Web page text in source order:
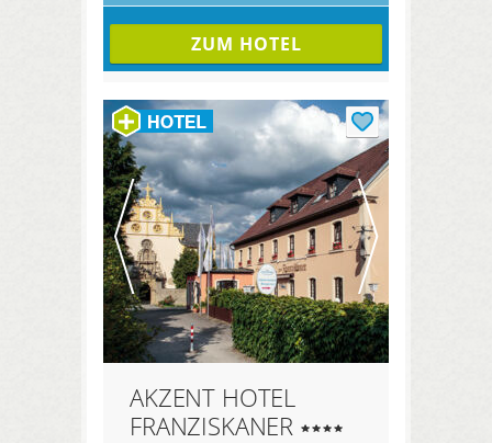
ZUM HOTEL
AKZENT HOTEL
FRANZISKANER